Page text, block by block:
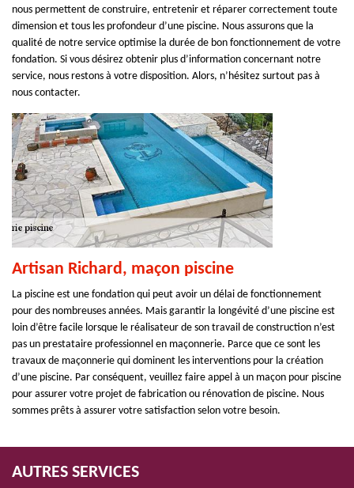
nous permettent de construire, entretenir et réparer correctement toute
dimension et tous les profondeur d’une piscine. Nous assurons que la
qualité de notre service optimise la durée de bon fonctionnement de votre
fondation. Si vous désirez obtenir plus d’information concernant notre
service, nous restons à votre disposition. Alors, n’hésitez surtout pas à
nous contacter.
Artisan Richard, maçon piscine
La piscine est une fondation qui peut avoir un délai de fonctionnement
pour des nombreuses années. Mais garantir la longévité d’une piscine est
loin d’être facile lorsque le réalisateur de son travail de construction n’est
pas un prestataire professionnel en maçonnerie. Parce que ce sont les
travaux de maçonnerie qui dominent les interventions pour la création
d’une piscine. Par conséquent, veuillez faire appel à un maçon pour piscine
pour assurer votre projet de fabrication ou rénovation de piscine. Nous
sommes prêts à assurer votre satisfaction selon votre besoin.
AUTRES SERVICES